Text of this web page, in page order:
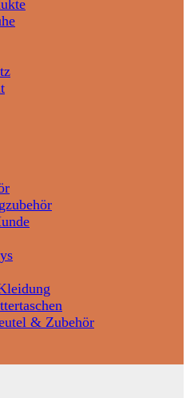
& Zubehör